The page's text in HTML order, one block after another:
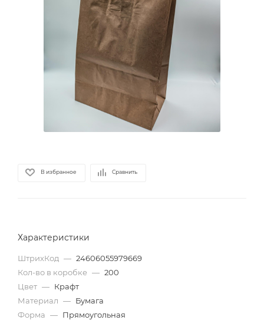
В избранное Сравнить
Характеристики
ШтрихКод — 24606055979669
Кол-во в коробке — 200
Цвет — Крафт
Материал — Бумага
Форма — Прямоугольная